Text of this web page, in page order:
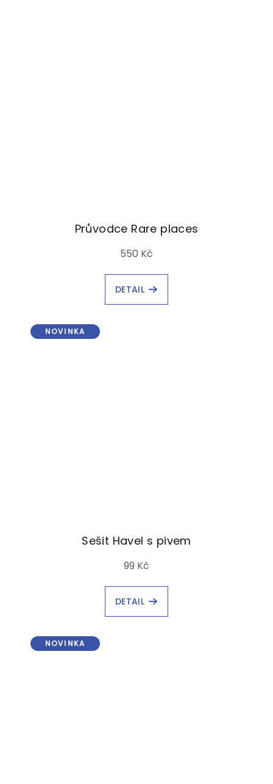
Průvodce Rare places
550 Kč
DETAIL
NOVINKA
Sešit Havel s pivem
99 Kč
DETAIL
NOVINKA